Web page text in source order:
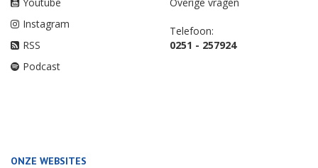
Instagram
RSS
Podcast
Telefoon:
0251 - 257924
ONZE WEBSITES